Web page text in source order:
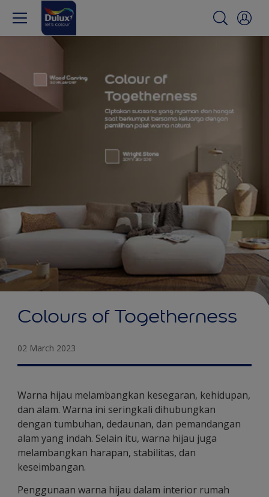
Colours of Togetherness
02 March 2023
Warna hijau melambangkan kesegaran, kehidupan,
dan alam. Warna ini seringkali dihubungkan
dengan tumbuhan, dedaunan, dan pemandangan
alam yang indah. Selain itu, warna hijau juga
melambangkan harapan, stabilitas, dan
keseimbangan.
Penggunaan warna hijau dalam interior rumah